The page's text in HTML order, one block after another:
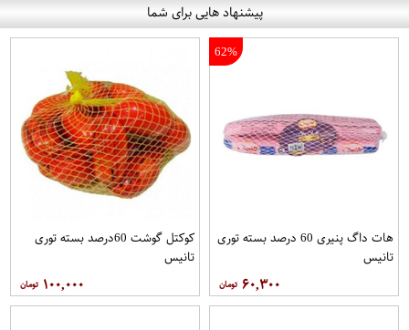
پیشنهاد هایی برای شما
62%
هات داگ پنیری 60 درصد بسته توری
تانیس
۶۰,۳۰۰
کوکتل گوشت 60درصد بسته توری
تانیس
۱۰۰,۰۰۰